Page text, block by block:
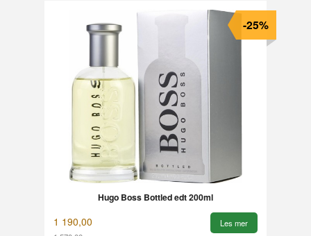
Hugo Boss Bottled edt 200ml
1 190,00
-25%
Les mer